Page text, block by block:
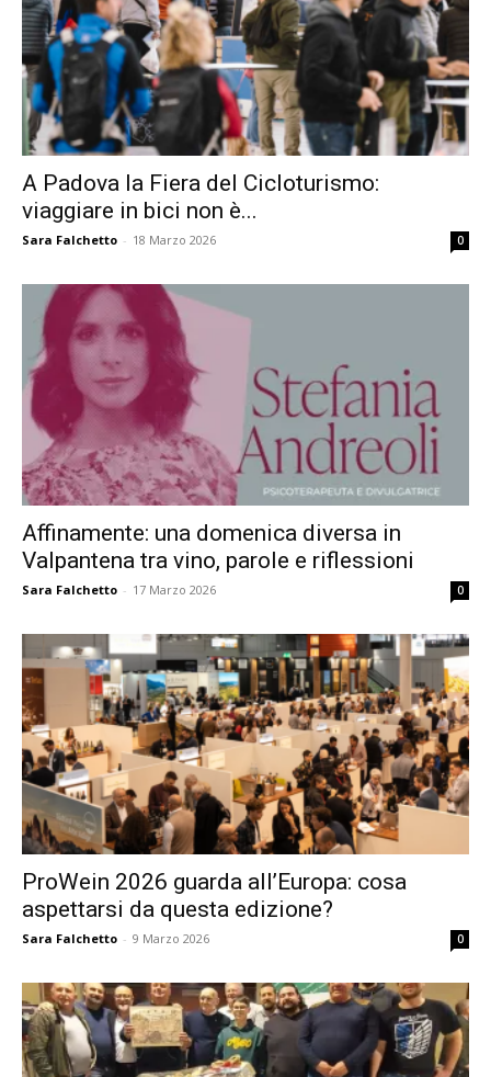
A Padova la Fiera del Cicloturismo:
viaggiare in bici non è...
Sara Falchetto - 18 Marzo 2026 0
Affinamente: una domenica diversa in
Valpantena tra vino, parole e riflessioni
Sara Falchetto - 17 Marzo 2026 0
ProWein 2026 guarda all’Europa: cosa
aspettarsi da questa edizione?
Sara Falchetto - 9 Marzo 2026 0